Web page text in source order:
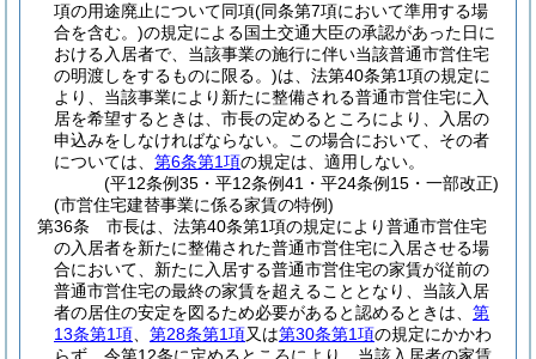
項の用途廃止について同項(同条第7項において準用する場
合を含む。)の規定による国土交通大臣の承認があった日に
おける入居者で、当該事業の施行に伴い当該普通市営住宅
の明渡しをするものに限る。)は、法第40条第1項の規定に
より、当該事業により新たに整備される普通市営住宅に入
居を希望するときは、市長の定めるところにより、入居の
申込みをしなければならない。
この場合において、その者
については、 第6条第1項の規定は、適用しない。
(平12条例35・平12条例41・平24条例15・一部改正)
(市営住宅建替事業に係る家賃の特例)
第36条
市長は、法第40条第1項の規定により普通市営住宅
の入居者を新たに整備された普通市営住宅に入居させる場
合において、新たに入居する普通市営住宅の家賃が従前の
普通市営住宅の最終の家賃を超えることとなり、当該入居
者の居住の安定を図るため必要があると認めるときは、 第
13条第1項
第28条第1項又は第30条第1項の規定にかかわ